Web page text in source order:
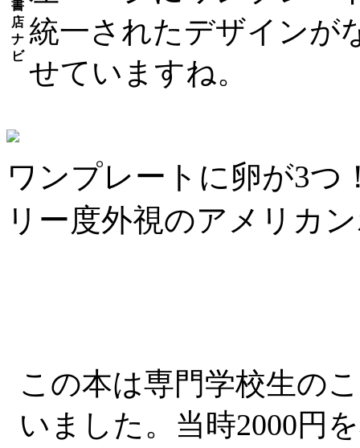
書
店
ナ
ビ
統一されたデザインが
せていますね。
ワンプレートに卵が3
リー度外視のアメリカ
この本は専門学校生の
いました。当時2000円